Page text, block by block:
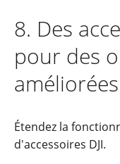
8. Des
pour des
améliorées
Étendez la
d'accessoires DJI.